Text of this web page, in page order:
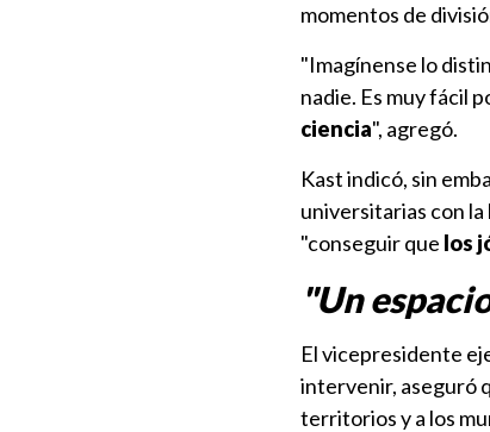
momentos de
"Imagínense lo
nadie. Es muy fácil
ciencia", agregó.
Kast indicó, sin
universitarias con
"conseguir que los
"Un
El vicepresidente
intervenir, aseguró
territorios y a los